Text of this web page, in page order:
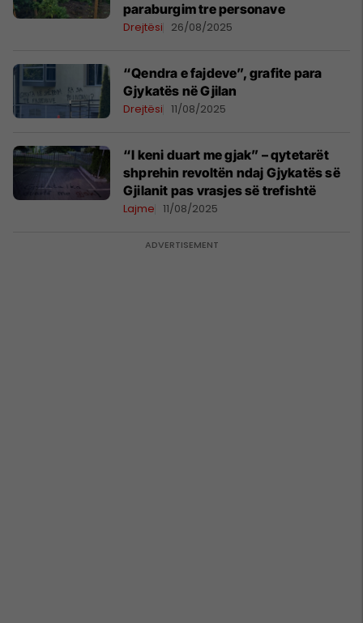
paraburgim tre personave
Drejtësi 26/08/2025
​“Qendra e fajdeve”, grafite para
Gjykatës në Gjilan
Drejtësi 11/08/2025
“I keni duart me gjak” – qytetarët
shprehin revoltën ndaj Gjykatës së
Gjilanit pas vrasjes së trefishtë
Lajme 11/08/2025